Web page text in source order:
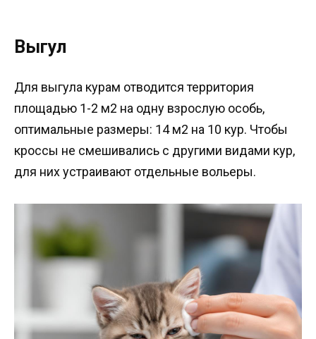
Выгул
Для выгула курам отводится территория
площадью 1-2 м2 на одну взрослую особь,
оптимальные размеры: 14 м2 на 10 кур. Чтобы
кроссы не смешивались с другими видами кур,
для них устраивают отдельные вольеры.